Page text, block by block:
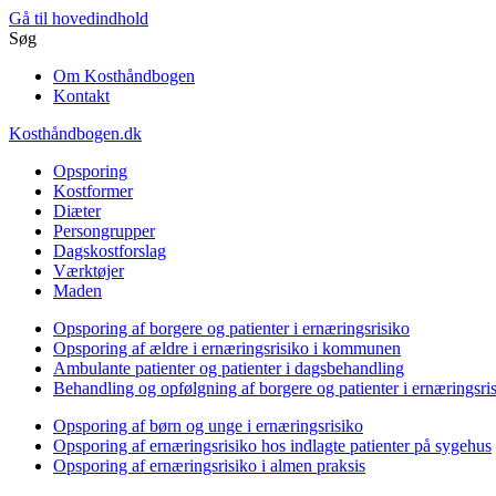
Gå til hovedindhold
Søg
Om Kosthåndbogen
Kontakt
Kosthåndbogen.dk
Opsporing
Kostformer
Diæter
Persongrupper
Dagskostforslag
Værktøjer
Maden
Opsporing af borgere og patienter i ernæringsrisiko
Opsporing af ældre i ernæringsrisiko i kommunen
Ambulante patienter og patienter i dagsbehandling
Behandling og opfølgning af borgere og patienter i
Opsporing af børn og unge i ernæringsrisiko
Opsporing af ernæringsrisiko hos indlagte patienter på sygehus
Opsporing af ernæringsrisiko i almen praksis